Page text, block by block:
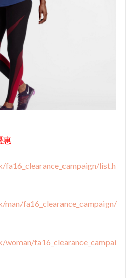
惠
list.h
fa16_clearance_campaign/
fa16_clearance_campai